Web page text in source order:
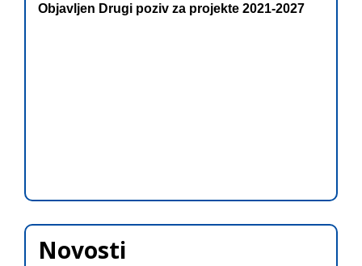
Objavljen Drugi poziv za projekte 2021-2027
Novosti